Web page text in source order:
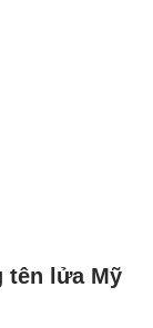
tên lửa Mỹ